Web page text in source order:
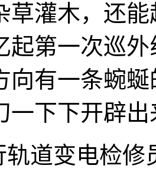
草灌木，还
起第一次巡
向有一条蜿
一下下开辟出
轨道变电检